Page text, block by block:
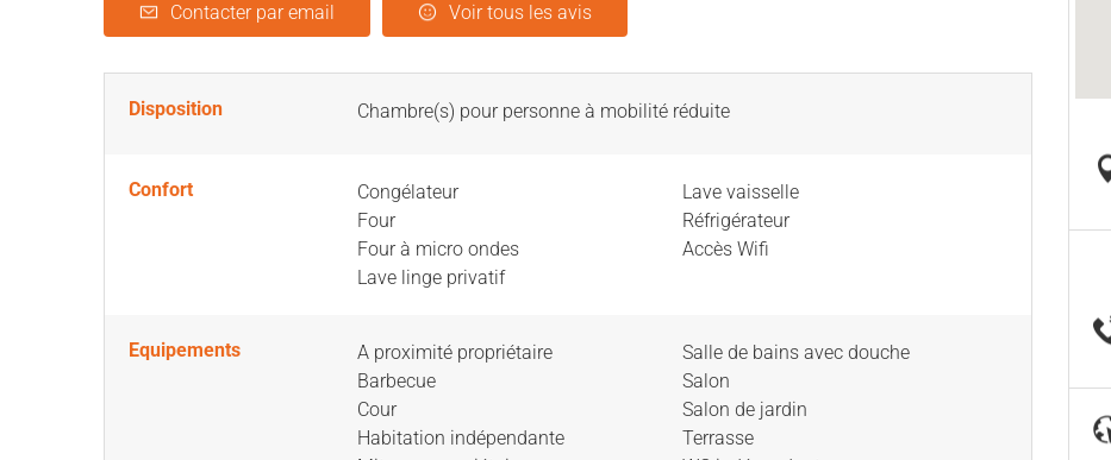
Contacter par email Voir tous les avis
Disposition Chambre(s) pour personne à mobilité réduite
Confort
Congélateur
Four
Four à micro ondes
Lave linge privatif
Lave vaisselle
Réfrigérateur
Accès Wifi
Equipements
A proximité propriétaire
Barbecue
Cour
Habitation indépendante
Salle de bains avec douche
Salon
Salon de jardin
Terrasse